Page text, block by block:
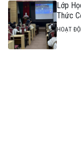
Lớp
Thức
HOẠT